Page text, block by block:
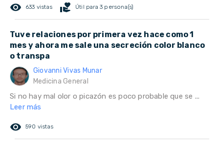
remove_red_eye 633 vistas volunteer_activism Útil para 3 persona(s)
Tuve relaciones por primera vez hace como 1
mes y ahora me sale una secreción color blanco
o transpa
Giovanni Vivas Munar
Medicina General
Si no hay mal olor o picazón es poco probable que se ...
Leer más
remove_red_eye 590 vistas